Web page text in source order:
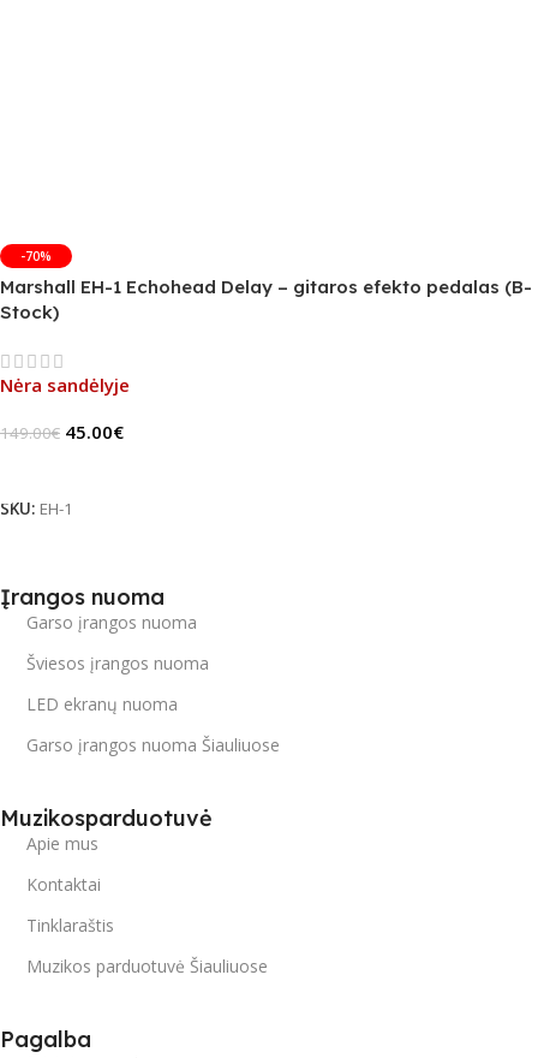
-70%
Marshall EH-1 Echohead Delay – gitaros efekto pedalas (B-
Stock)
Nėra sandėlyje
149.00€ 45.00€
SKU: EH-1
Įrangos nuoma
Garso įrangos nuoma
Šviesos įrangos nuoma
LED ekranų nuoma
Garso įrangos nuoma Šiauliuose
Muzikosparduotuvė
Apie mus
Kontaktai
Tinklaraštis
Muzikos parduotuvė Šiauliuose
Pagalba